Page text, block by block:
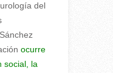
del
ocurre
social, la